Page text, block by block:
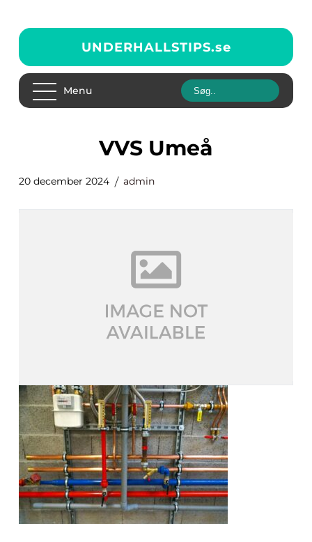
UNDERHALLSTIPS.se
Menu
VVS Umeå
20 december 2024 admin